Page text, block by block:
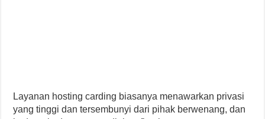
Layanan hosting carding biasanya menawarkan privasi
yang tinggi dan tersembunyi dari pihak berwenang, dan